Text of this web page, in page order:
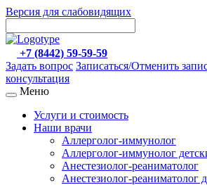
Версия для слабовидящих
+7 (8442) 59-59-59
Задать вопрос Записаться/Отменить
консультация
Меню
Услуги и стоимость
Наши врачи
Аллерголог-иммунолог
Аллерголог-иммунолог
Анестезиолог-реаниматолог
Анестезиолог-реаниматолог